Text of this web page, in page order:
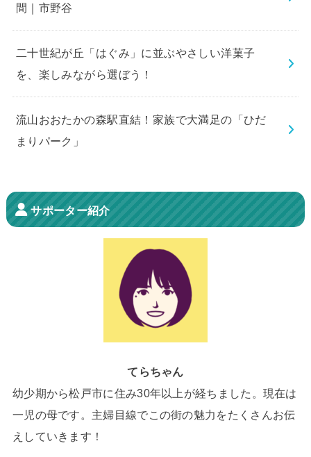
間｜市野谷
二十世紀が丘「はぐみ」に並ぶやさしい洋菓子
を、楽しみながら選ぼう！
流山おおたかの森駅直結！家族で大満足の「ひだ
まりパーク」
サポーター紹介
てらちゃん
幼少期から松戸市に住み30年以上が経ちました。現在は
一児の母です。主婦目線でこの街の魅力をたくさんお伝
えしていきます！